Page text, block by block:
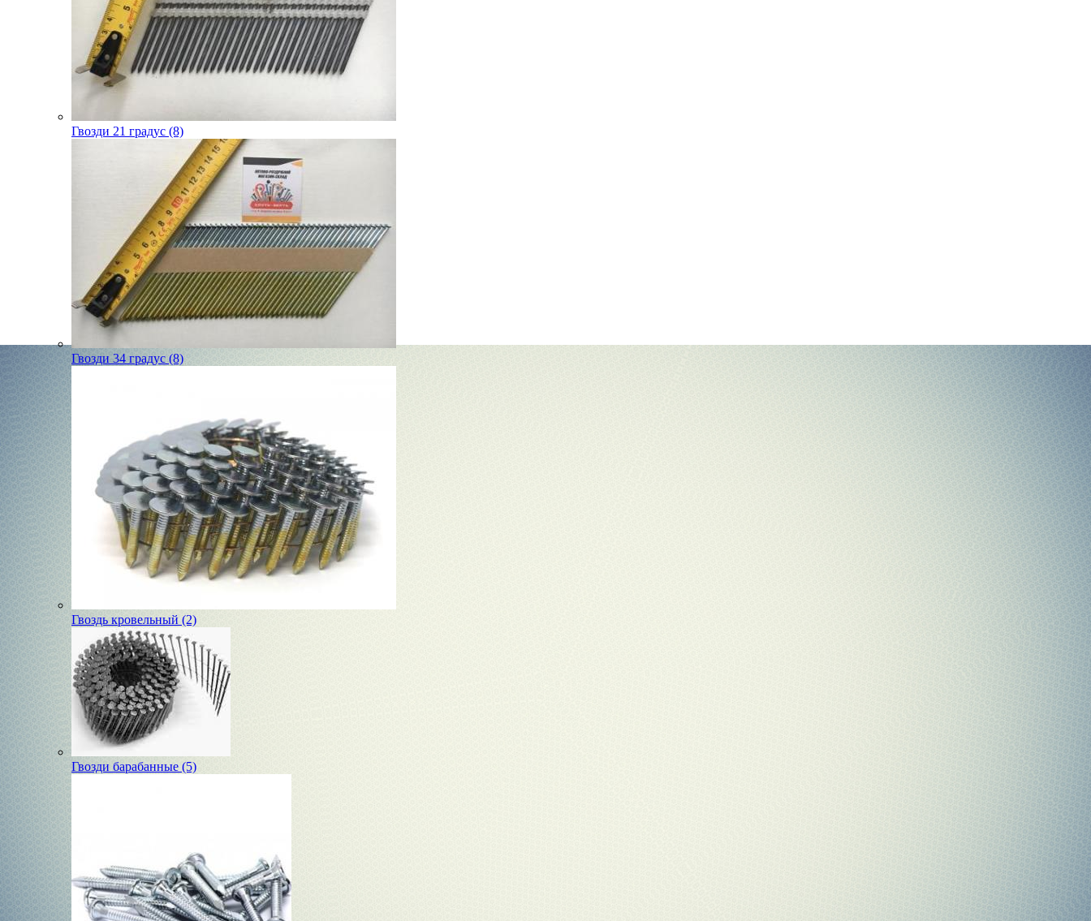
Гвозди 21 градус (8)
Гвозди 34 градус (8)
Гвоздь кровельный (2)
Гвозди барабанные (5)